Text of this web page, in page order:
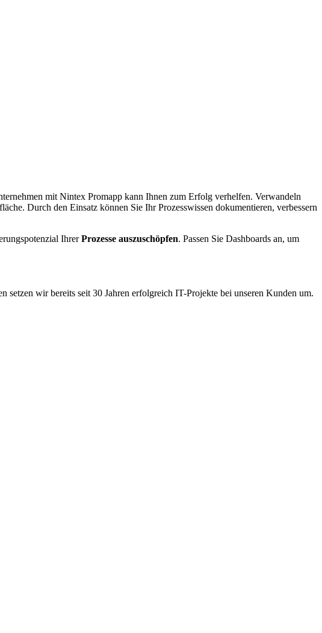
mit Nintex Promapp kann Ihnen zum Erfolg verhelfen. Verwandeln
Durch den Einsatz können Sie Ihr Prozesswissen dokumentieren, verbessern
IhrerProzesse auszuschöpfen. Passen Sie Dashboards an, um
wir bereits seit 30 Jahren erfolgreich IT-Projekte bei unseren Kunden um.